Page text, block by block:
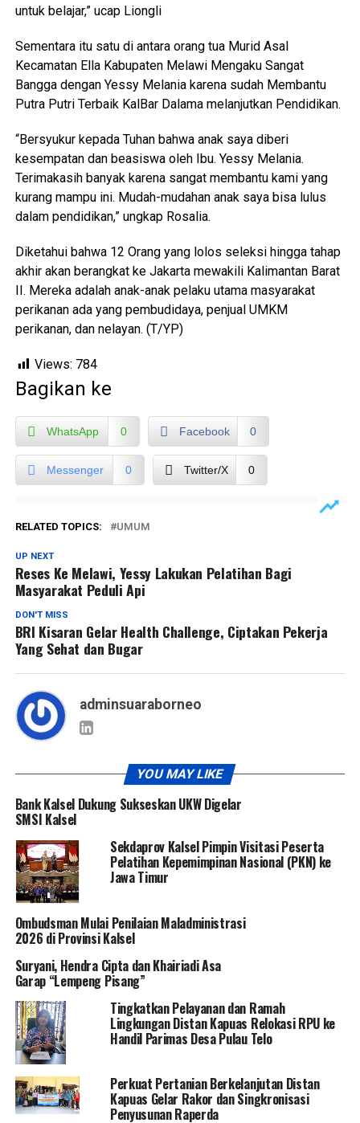
untuk belajar,” ucap Liongli
Sementara itu satu di antara orang tua Murid Asal
Kecamatan Ella Kabupaten Melawi Mengaku Sangat
Bangga dengan Yessy Melania karena sudah Membantu
Putra Putri Terbaik KalBar Dalama melanjutkan Pendidikan.
“Bersyukur kepada Tuhan bahwa anak saya diberi
kesempatan dan beasiswa oleh Ibu. Yessy Melania.
Terimakasih banyak karena sangat membantu kami yang
kurang mampu ini. Mudah-mudahan anak saya bisa lulus
dalam pendidikan,” ungkap Rosalia.
Diketahui bahwa 12 Orang yang lolos seleksi hingga tahap
akhir akan berangkat ke Jakarta mewakili Kalimantan Barat
II. Mereka adalah anak-anak pelaku utama masyarakat
perikanan ada yang pembudidaya, penjual UMKM
perikanan, dan nelayan. (T/YP)
Views: 784
Bagikan ke
WhatsApp 0 Facebook 0
Messenger 0 Twitter/X 0
RELATED TOPICS: UMUM
UP NEXT
Reses Ke Melawi, Yessy Lakukan Pelatihan Bagi
Masyarakat Peduli Api
DON'T MISS
BRI Kisaran Gelar Health Challenge, Ciptakan Pekerja
Yang Sehat dan Bugar
adminsuaraborneo
YOU MAY LIKE
Bank Kalsel Dukung Sukseskan UKW Digelar
SMSI Kalsel
Sekdaprov Kalsel Pimpin Visitasi Peserta
Pelatihan Kepemimpinan Nasional (PKN) ke
Jawa Timur
Ombudsman Mulai Penilaian Maladministrasi
2026 di Provinsi Kalsel
Suryani, Hendra Cipta dan Khairiadi Asa
Garap “Lempeng Pisang”
Tingkatkan Pelayanan dan Ramah
Lingkungan Distan Kapuas Relokasi RPU ke
Handil Parimas Desa Pulau Telo
Perkuat Pertanian Berkelanjutan Distan
Kapuas Gelar Rakor dan Singkronisasi
Penyusunan Raperda